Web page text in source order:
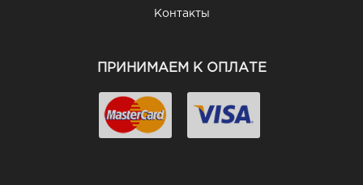
Контакты
ПРИНИМАЕМ К ОПЛАТЕ